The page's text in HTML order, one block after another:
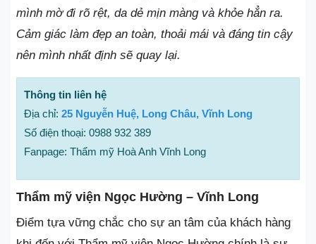
mình mờ đi rõ rệt, da dẻ mịn màng và khỏe hẳn ra.
Cảm giác làm đẹp an toàn, thoải mái và đáng tin cậy
nên mình nhất định sẽ quay lại.
Thông tin liên hệ
Địa chỉ: 25 Nguyễn Huệ, Long Châu, Vĩnh Long
Số điện thoại: 0988 932 389
Fanpage: Thẩm mỹ Hoà Anh Vĩnh Long
Thẩm mỹ viện Ngọc Hường – Vĩnh Long
Điểm tựa vững chắc cho sự an tâm của khách hàng